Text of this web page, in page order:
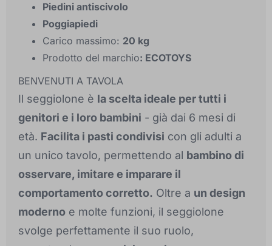
Piedini antiscivolo
Poggiapiedi
Carico massimo: 20 kg
Prodotto del marchio: ECOTOYS
BENVENUTI A TAVOLA
Il seggiolone è la scelta ideale per tutti i
genitori e i loro bambini - già dai 6 mesi di
età. Facilita i pasti condivisi con gli adulti a
un unico tavolo, permettendo al bambino di
osservare, imitare e imparare il
comportamento corretto. Oltre a un design
moderno e molte funzioni, il seggiolone
svolge perfettamente il suo ruolo,